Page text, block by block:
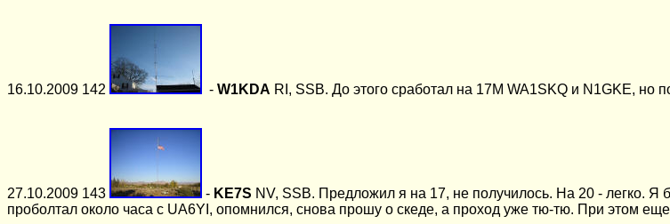
16.10.2009 142 - W1KDA RI, SSB. До этого сработал на 17М WA1SKQ и N1GKE, но
27.10.2009 143 - KE7S NV, SSB. Предложил я на 17, не получилось. На 20 - легко.
проболтал около часа с UA6YI, опомнился, снова прошу о скеде, а проход уже тю-тю. При этом